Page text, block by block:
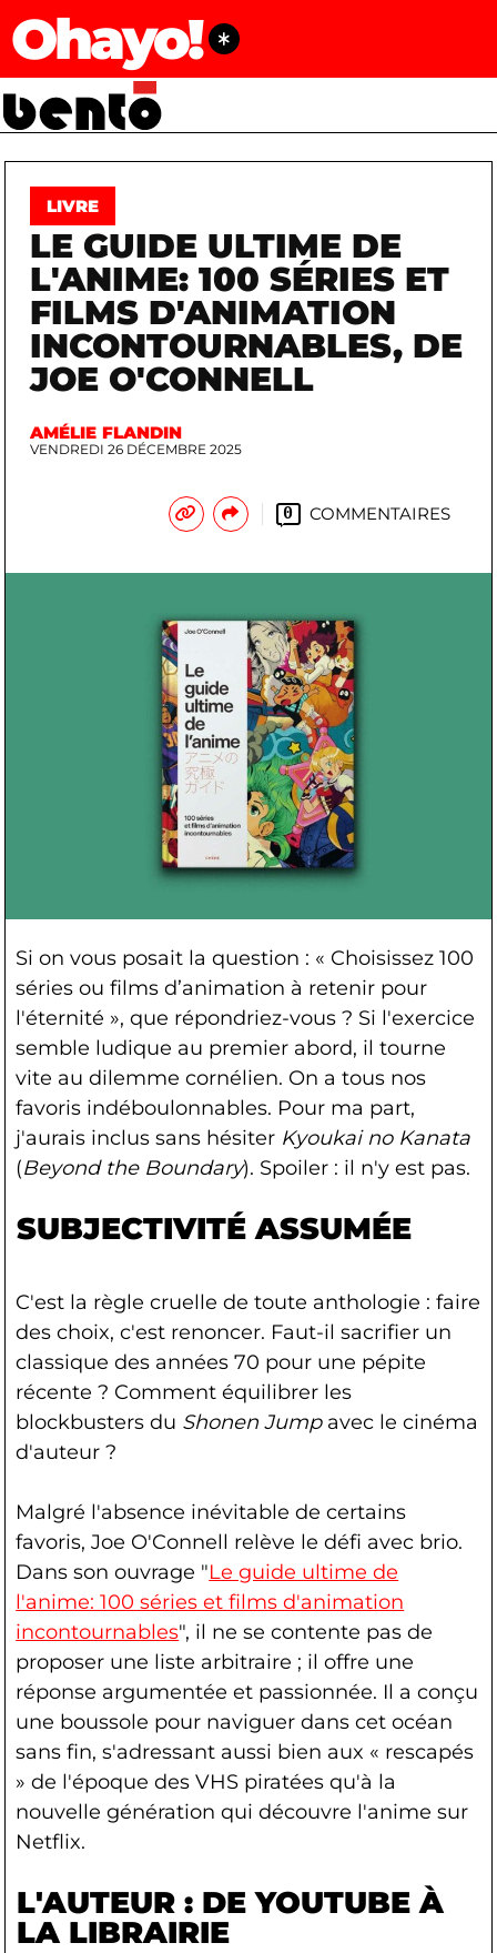
Ohayo!
LIVRE
LE GUIDE ULTIME DE
L'ANIME: 100 SÉRIES ET
FILMS D'ANIMATION
INCONTOURNABLES, DE
JOE O'CONNELL
AMÉLIE FLANDIN
VENDREDI 26 DÉCEMBRE 2025
0 COMMENTAIRES
Si on vous posait la question : « Choisissez 100
séries ou films d’animation à retenir pour
l'éternité », que répondriez-vous ? Si l'exercice
semble ludique au premier abord, il tourne
vite au dilemme cornélien. On a tous nos
favoris indéboulonnables. Pour ma part,
j'aurais inclus sans hésiter Kyoukai no Kanata
(Beyond the Boundary). Spoiler : il n'y est pas.
SUBJECTIVITÉ ASSUMÉE
C'est la règle cruelle de toute anthologie : faire
des choix, c'est renoncer. Faut-il sacrifier un
classique des années 70 pour une pépite
récente ? Comment équilibrer les
blockbusters du Shonen Jumpavec le cinéma
d'auteur ?
Malgré l'absence inévitable de certains
favoris, Joe O'Connell relève le défi avec brio.
Dans son ouvrage "Le guide ultime de
l'anime: 100 séries et films d'animation
incontournables", il ne se contente pas de
proposer une liste arbitraire ; il offre une
réponse argumentée et passionnée. Il a conçu
une boussole pour naviguer dans cet océan
sans fin, s'adressant aussi bien aux « rescapés
» de l'époque des VHS piratées qu'à la
nouvelle génération qui découvre l'anime sur
Netflix.
L'AUTEUR : DE YOUTUBE À
LA LIBRAIRIE